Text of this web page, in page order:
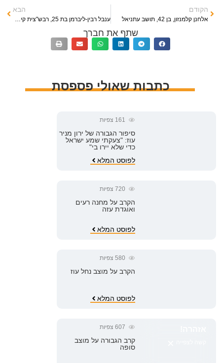
הקודם
אלחנן קלמנזון, בן 42, תושב עתניאל
הבא
ענבל רבין-ליברמן בת 25, רבש"צית קיבוץ ניר עם
שתף את חברך
כתבות שאולי פספסת
161 צפיות
סיפור הגבורה של ירון מניר
עוז: "צעקתי שמע ישראל
כדי שלא יירו בי"
לפוסט המלא
720צפיות
הקרב על מחנה רעים
ואוגדת עזה
לפוסט המלא
580צפיות
הקרב על מוצב נחל עוז
לפוסט המלא
607צפיות
קרב הגבורה על מוצב
סופה